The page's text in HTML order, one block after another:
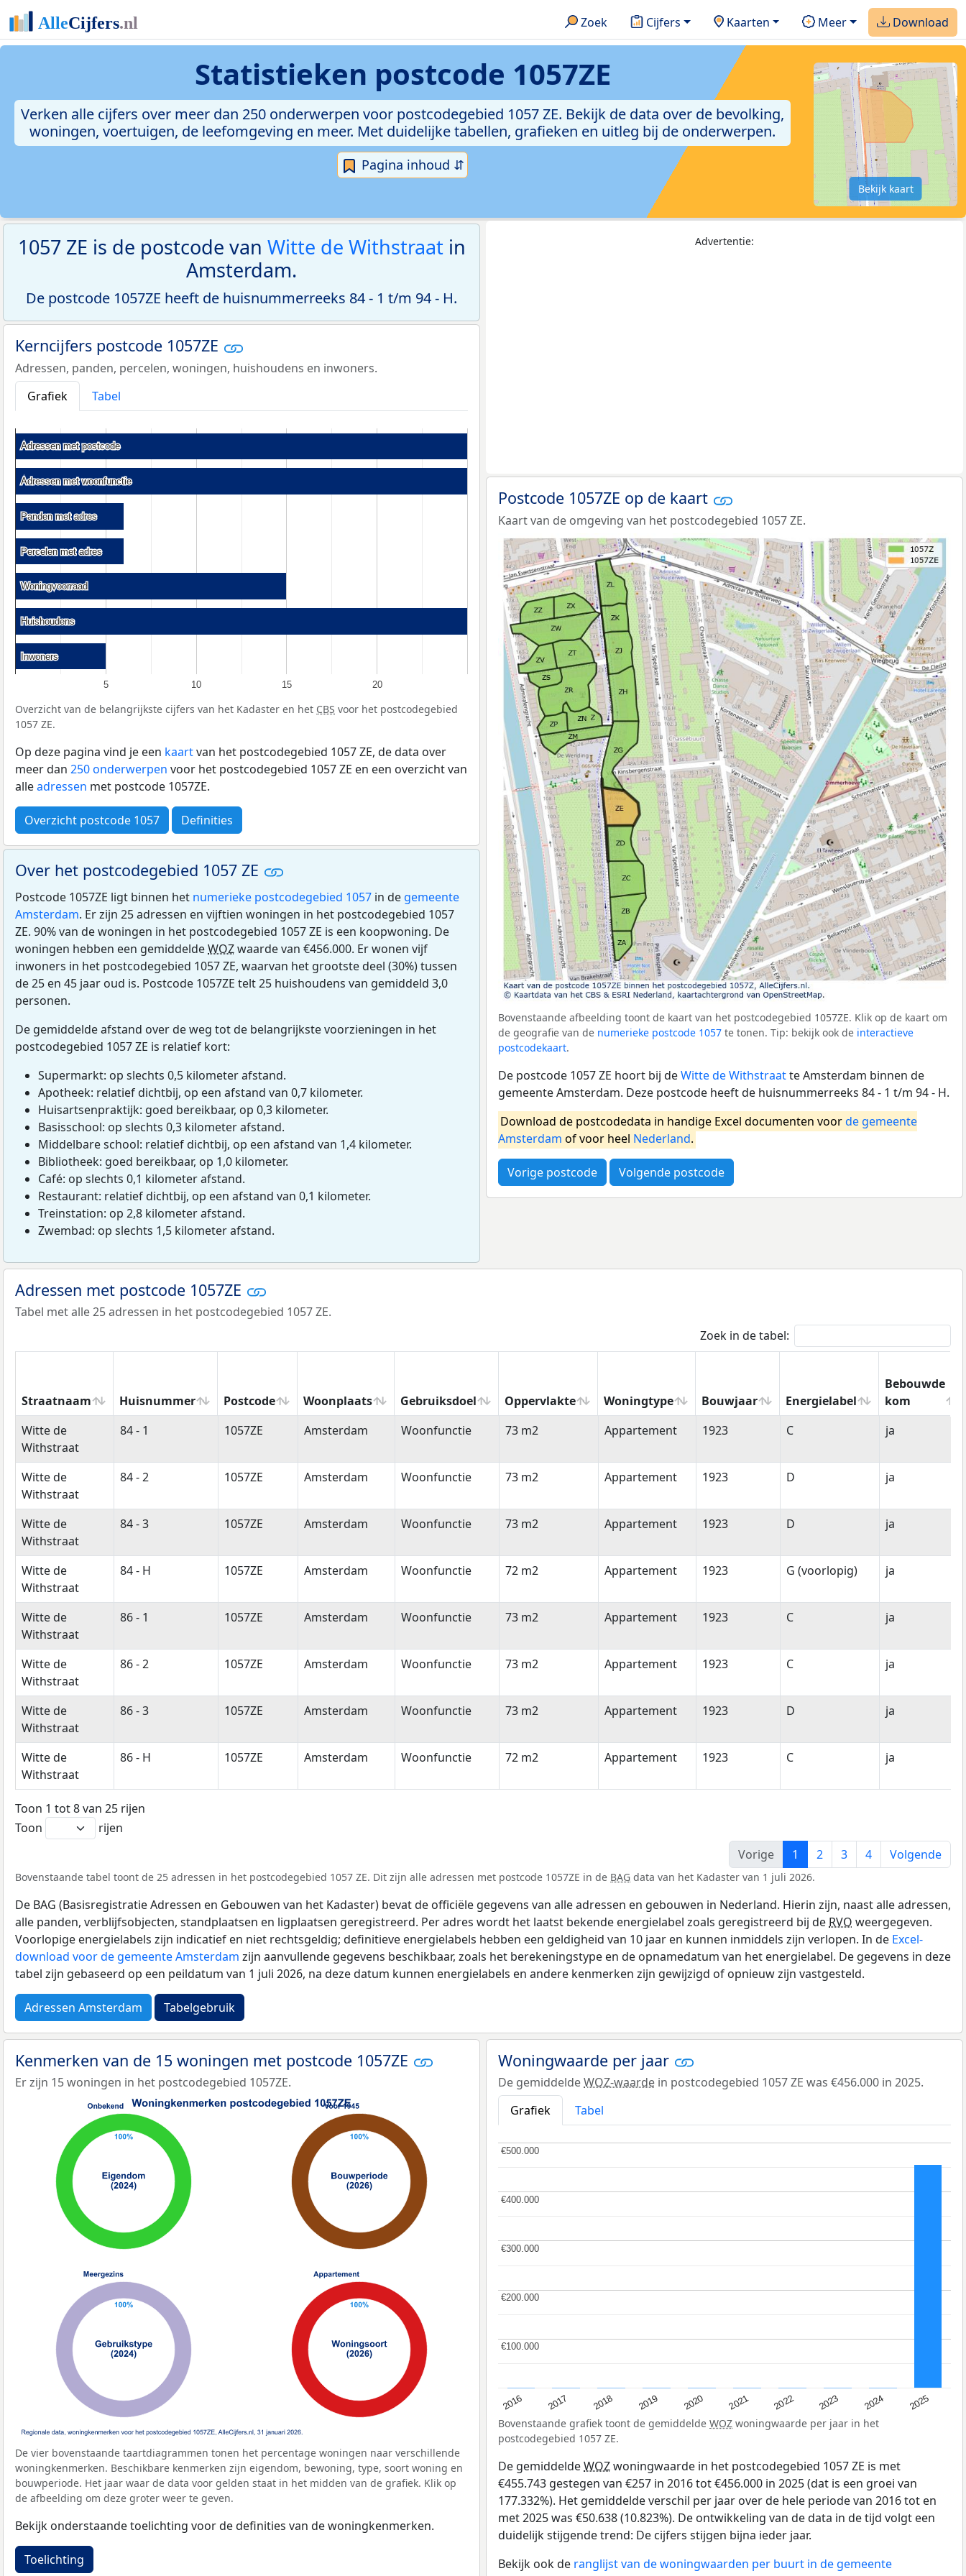
Zoek Cijfers Kaarten Meer Download
Statistieken postcode 1057ZE
Verken alle cijfers over meer dan 250 onderwerpen voor postcodegebied 1057 ZE. Bekijk de data over de bevolking,
woningen, voertuigen, de leefomgeving en meer. Met duidelijke tabellen, grafieken en uitleg bij de onderwerpen.
Pagina inhoud ⇵
Bekijk kaart
1057 ZE is de postcode van Witte de Withstraatin
Amsterdam.
De postcode 1057ZE heeft de huisnummerreeks 84 - 1 t/m 94 - H.
Kerncijfers postcode 1057ZE
Adressen, panden, percelen, woningen, huishoudens en inwoners.
Grafiek
Tabel
5 10 15 20
Adressen met postcode
Adressen met postcode
Adressen met woonfunctie
Adressen met woonfunctie
Panden met adres
Panden met adres
Percelen met adres
Percelen met adres
Woningvoorraad
Woningvoorraad
Huishoudens
Huishoudens
Inwoners
Inwoners
Overzicht van de belangrijkste cijfers van het Kadaster en het CBS voor het postcodegebied
1057 ZE.
Op deze pagina vind je een kaartvan het postcodegebied 1057 ZE, de data over
meer dan 250 onderwerpen voor het postcodegebied 1057 ZE en een overzicht van
alleadressen met postcode 1057ZE.
Overzicht postcode 1057 Definities
Over het postcodegebied 1057 ZE
Postcode 1057ZE ligt binnen het numerieke postcodegebied 1057 in de gemeente
Amsterdam. Er zijn 25 adressen en vijftien woningen in het postcodegebied 1057
ZE. 90% van de woningen in het postcodegebied 1057 ZE is een koopwoning. De
woningen hebben een gemiddeldeWOZwaarde van €456.000. Er wonen vijf
inwoners in het postcodegebied 1057 ZE, waarvan het grootste deel (30%) tussen
de 25 en 45 jaar oud is. Postcode 1057ZE telt 25 huishoudens van gemiddeld 3,0
personen.
De gemiddelde afstand over de weg tot de belangrijkste voorzieningen in het
postcodegebied 1057 ZE is relatief kort:
Supermarkt: op slechts 0,5 kilometer afstand.
Apotheek: relatief dichtbij, op een afstand van 0,7 kilometer.
Huisartsenpraktijk: goed bereikbaar, op 0,3 kilometer.
Basisschool: op slechts 0,3 kilometer afstand.
Middelbare school: relatief dichtbij, op een afstand van 1,4 kilometer.
Bibliotheek: goed bereikbaar, op 1,0 kilometer.
Café: op slechts 0,1 kilometer afstand.
Restaurant: relatief dichtbij, op een afstand van 0,1 kilometer.
Treinstation: op 2,8 kilometer afstand.
Zwembad: op slechts 1,5 kilometer afstand.
Advertentie:
Postcode 1057ZE op de kaart
Kaart van de omgeving van het postcodegebied 1057 ZE.
Bovenstaande afbeelding toont de kaart van het postcodegebied 1057ZE. Klik op de kaart om
de geografie van de numerieke postcode 1057 te tonen. Tip: bekijk ook de interactieve
postcodekaart.
De postcode 1057 ZE hoort bij deWitte de Withstraatte Amsterdam binnen de
gemeente Amsterdam. Deze postcode heeft de huisnummerreeks 84 - 1 t/m 94 - H.
Download de postcodedata in handige Excel documenten voorde gemeente
Amsterdam of voor heel Nederland.
Vorige postcode Volgende postcode
Adressen met postcode 1057ZE
Tabel met alle 25 adressen in het postcodegebied 1057 ZE.
Zoek in de tabel:
Straatnaam Huisnummer Postcode Woonplaats Gebruiksdoel Oppervlakte Woningtype Bouwjaar Energielabel
Bebouwde
kom
Straatnaam
Huisnummer Postcode Woonplaats Gebruiksdoel Oppervlakte Woningtype Bouwjaar Energielabel
Bebouwde
kom
Witte de
Withstraat
84 - 1 1057ZE Amsterdam Woonfunctie 73 m2 Appartement 1923 C ja
Witte de
Withstraat
84 - 2 1057ZE Amsterdam Woonfunctie 73 m2 Appartement 1923 D ja
Witte de
Withstraat
84 - 3 1057ZE Amsterdam Woonfunctie 73 m2 Appartement 1923 D ja
Witte de
Withstraat
84 - H 1057ZE Amsterdam Woonfunctie 72 m2 Appartement 1923 G (voorlopig) ja
Witte de
Withstraat
86 - 1 1057ZE Amsterdam Woonfunctie 73 m2 Appartement 1923 C ja
Witte de
Withstraat
86 - 2 1057ZE Amsterdam Woonfunctie 73 m2 Appartement 1923 C ja
Witte de
Withstraat
86 - 3 1057ZE Amsterdam Woonfunctie 73 m2 Appartement 1923 D ja
Witte de
Withstraat
86 - H 1057ZE Amsterdam Woonfunctie 72 m2 Appartement 1923 C ja
Toon 1 tot 8 van 25 rijen
Toon
rijen
Vorige
1 2 3 4 Volgende
Bovenstaande tabel toont de 25 adressen in het postcodegebied 1057 ZE. Dit zijn alle adressen met postcode 1057ZE in de BAG data van het Kadaster van 1 juli 2026.
De BAG (Basisregistratie Adressen en Gebouwen van het Kadaster) bevat de officiële gegevens van alle adressen en gebouwen in Nederland. Hierin zijn, naast alle adressen,
alle panden, verblijfsobjecten, standplaatsen en ligplaatsen geregistreerd. Per adres wordt het laatst bekende energielabel zoals geregistreerd bij de RVO weergegeven.
Voorlopige energielabels zijn indicatief en niet rechtsgeldig; definitieve energielabels hebben een geldigheid van 10 jaar en kunnen inmiddels zijn verlopen. In de Excel-
download voor de gemeente Amsterdam zijn aanvullende gegevens beschikbaar, zoals het berekeningstype en de opnamedatum van het energielabel. De gegevens in deze
tabel zijn gebaseerd op een peildatum van 1 juli 2026, na deze datum kunnen energielabels en andere kenmerken zijn gewijzigd of opnieuw zijn vastgesteld.
Adressen Amsterdam Tabelgebruik
Kenmerken van de 15 woningen met postcode 1057ZE
Er zijn 15 woningen in het postcodegebied 1057ZE.
De vier bovenstaande taartdiagrammen tonen het percentage woningen naar verschillende
woningkenmerken. Beschikbare kenmerken zijn eigendom, bewoning, type, soort woning en
bouwperiode. Het jaar waar de data voor gelden staat in het midden van de grafiek. Klik op
de afbeelding om deze groter weer te geven.
Bekijk onderstaande toelichting voor de definities van de woningkenmerken.
Toelichting
Woningwaarde per jaar
De gemiddeldeWOZ-waarde in postcodegebied 1057 ZE was €456.000 in 2025.
Grafiek
Tabel
2016 2017 2018 2019 2020 2021 2022 2023 2024 2025
€100.000
€100.000
€200.000
€200.000
€300.000
€300.000
€400.000
€400.000
€500.000
€500.000
Bovenstaande grafiek toont de gemiddelde WOZ woningwaarde per jaar in het
postcodegebied 1057 ZE.
De gemiddeldeWOZwoningwaarde in het postcodegebied 1057 ZE is met
€455.743 gestegen van €257 in 2016 tot €456.000 in 2025 (dat is een groei van
177.332%). Het gemiddelde verschil per jaar over de hele periode van 2016 tot en
met 2025 was €50.638 (10.823%). De ontwikkeling van de data in de tijd volgt een
duidelijk stijgende trend: De cijfers stijgen bijna ieder jaar.
Bekijk ook de ranglijst van de woningwaarden per buurt in de gemeente